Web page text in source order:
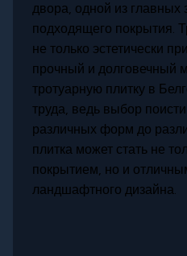
двора, одной из главных
подходящего покрытия.
не только эстетически
прочный и долговечный
тротуарную плитку в
труда, ведь выбор
различных форм до
плитка может стать не
покрытием, но и
ландшафтного дизайна.